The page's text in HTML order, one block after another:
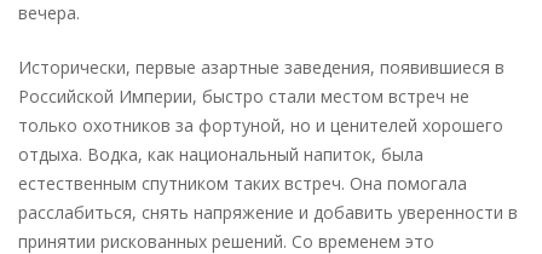
вечера.
Исторически, первые азартные заведения, появившиеся в
Российской Империи, быстро стали местом встреч не
только охотников за фортуной, но и ценителей хорошего
отдыха. Водка, как национальный напиток, была
естественным спутником таких встреч. Она помогала
расслабиться, снять напряжение и добавить уверенности в
принятии рискованных решений. Со временем это